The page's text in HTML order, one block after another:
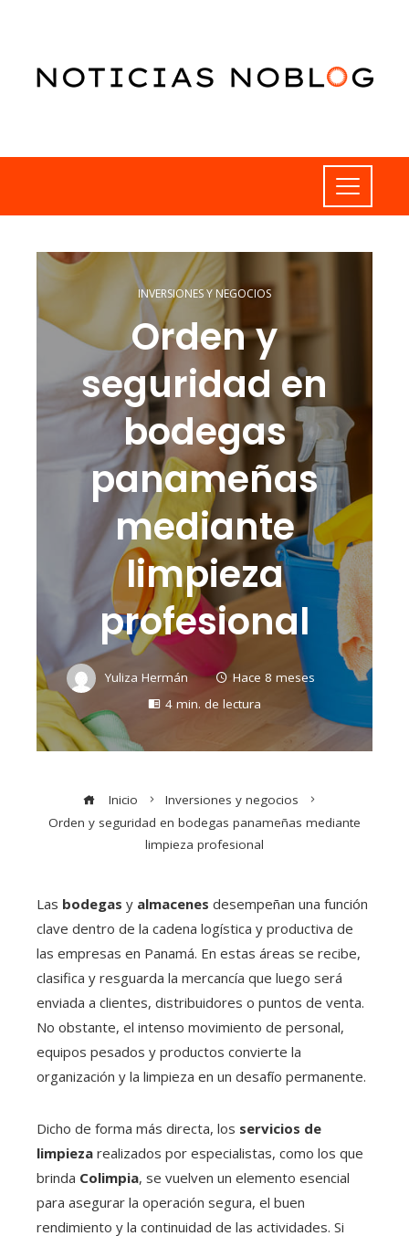
INVERSIONES Y NEGOCIOS
Orden y
seguridad en
bodegas
panameñas
mediante
limpieza
profesional
Yuliza Hermán
Hace 8 meses
4 min. de lectura
Inicio
Inversiones y negocios
Orden y seguridad en bodegas panameñas mediante
limpieza profesional
Las bodegas y almacenes desempeñan una función
clave dentro de la cadena logística y productiva de
las empresas en Panamá. En estas áreas se recibe,
clasifica y resguarda la mercancía que luego será
enviada a clientes, distribuidores o puntos de venta.
No obstante, el intenso movimiento de personal,
equipos pesados y productos convierte la
organización y la limpieza en un desafío permanente.
Dicho de forma más directa, los servicios de
limpieza realizados por especialistas, como los que
brinda Colimpia, se vuelven un elemento esencial
para asegurar la operación segura, el buen
rendimiento y la continuidad de las actividades. Si